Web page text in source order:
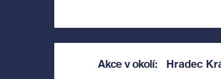
Akce v okolí: Hradec